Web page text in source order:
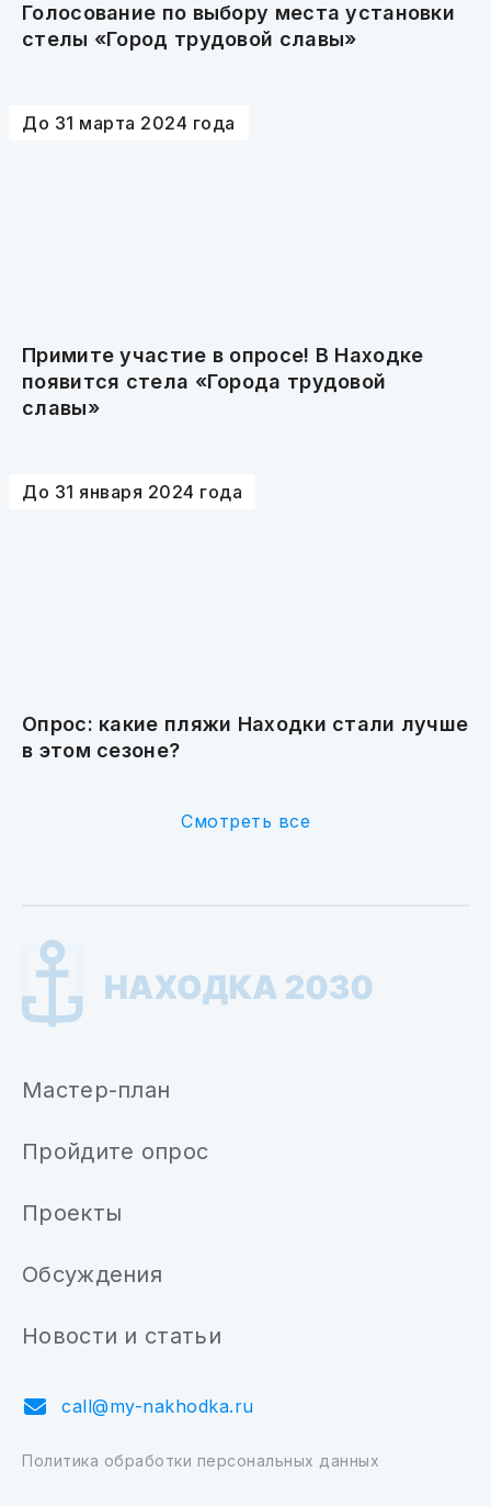
Голосование по выбору места установки
стелы «Город трудовой славы»
До 31 марта 2024 года
Примите участие в опросе! В Находке
появится стела «Города трудовой
славы»
До 31 января 2024 года
Опрос: какие пляжи Находки стали лучше
в этом сезоне?
Смотреть все
Мастер-план
Пройдите опрос
Проекты
Обсуждения
Новости и статьи
call@my-nakhodka.ru
Политика обработки персональных данных